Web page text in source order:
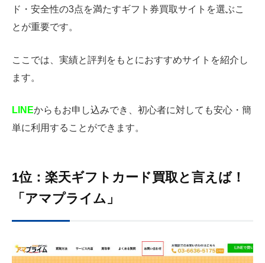
ド・安全性の3点を満たすギフト券買取サイトを選ぶこ
とが重要です。
ここでは、実績と評判をもとにおすすめサイトを紹介し
ます。
LINEからもお申し込みでき、初心者に対しても安心・簡
単に利用することができます。
1位：楽天ギフトカード買取と言えば！
「アマプライム」